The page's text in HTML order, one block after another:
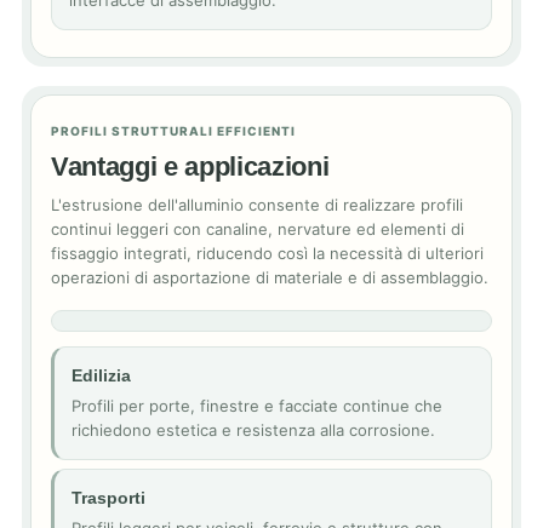
PROFILI STRUTTURALI EFFICIENTI
Vantaggi e applicazioni
L'estrusione dell'alluminio consente di realizzare profili
continui leggeri con canaline, nervature ed elementi di
fissaggio integrati, riducendo così la necessità di ulteriori
operazioni di asportazione di materiale e di assemblaggio.
Edilizia
Profili per porte, finestre e facciate continue che
richiedono estetica e resistenza alla corrosione.
Trasporti